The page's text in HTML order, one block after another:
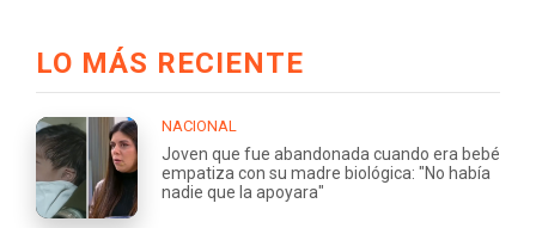
LO MÁS RECIENTE
NACIONAL
Joven que fue abandonada cuando era bebé
empatiza con su madre biológica: "No había
nadie que la apoyara"